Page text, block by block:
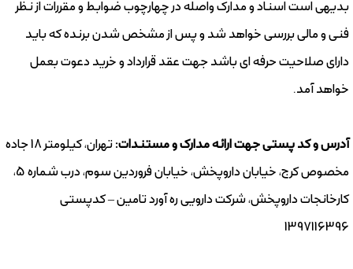
بدیهی است اسناد و مدارک واصله در چهارچوب ضوابط و مقررات از نظر
فنی و مالی بررسی خواهد شد و پس از مشخص شدن برنده که باید
دارای صلاحیت حرفه ای باشد جهت عقد قرارداد و خرید دعوت بعمل
خواهد آمد.
آدرس و کد پستی جهت ارائه مدارک و مستندات:
تهران، کیلومتر 18 جاده
مخصوص کرج، خیابان داروپخش، خیابان فروردین سوم، درب شماره 5،
کارخانجات داروپخش، شرکت دارویی ره آورد تامین – کدپستی
1397116396